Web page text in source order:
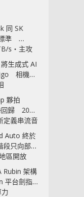
同 SK
準
s‧主攻
生成式 AI
相機
夥拍
回歸 2027
定義串流音
Auto 終於
只向部分
區開放
Rubin 架構
平台劍指